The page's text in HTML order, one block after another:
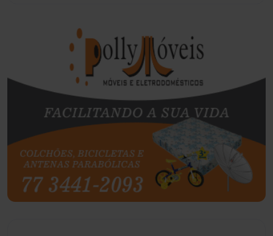
Bom Jesus da Lapa
Boquira
Botuporã (73)
Brasil (7681)
Brumado (31964)